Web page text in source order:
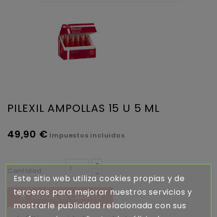
PILEXIL AMPOLLAS 15 U 5 ML
49,90 € Impuestos incluidos
Cantidad
 AÑADIR AL CARRITO
Este sitio web utiliza cookies propias y de
terceros para mejorar nuestros servicios y
mostrarle publicidad relacionada con sus